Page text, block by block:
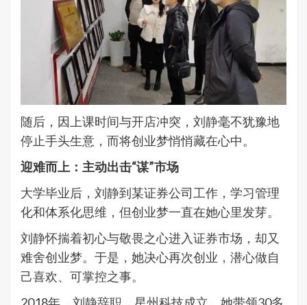
随后，因上课时间与开店冲突，刘静毫不犹豫地
停止手头生意，而将创业梦悄悄藏在心中。
迎难而上：主动出击“谋”市场
大学毕业后，刘静到某证券公司工作，学习管理
化和体系化思维，但创业梦一直在她心里发芽。
刘静怀揣着初心与敬畏之心进入证券市场，却又
难舍创业梦。于是，她决心再次创业，潜心做自
己喜欢、可掌控之事。
2018年，刘静辞职，星州科技成立。她带领30多